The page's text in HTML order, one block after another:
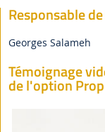
Responsable
Georges Salameh
Témoignage
de l'option